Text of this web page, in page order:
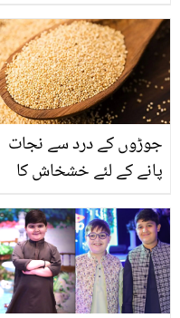
یاداشت سے بنائے گئے گھر
کے نقشے نے ماں کو بیٹے
سے کس طرح ملوا دیا؟
جوڑوں کے درد سے نجات
پانے کے لئے خشخاش کا
جائے؟ جانیئے خشخاش
کھانے کے فوائد اور طریقہ
استعمال